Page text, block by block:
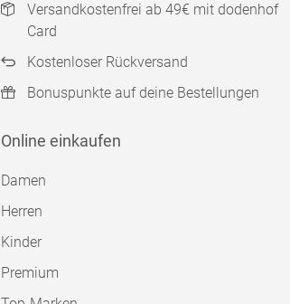
Versandkostenfrei ab 49€ mit dodenhof
Card
Kostenloser Rückversand
Bonuspunkte auf deine Bestellungen
Online einkaufen
Damen
Herren
Kinder
Premium